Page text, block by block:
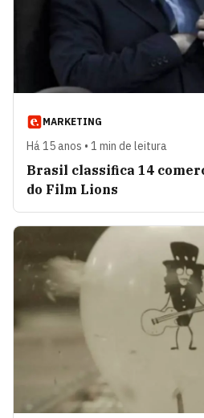
MARKETING
Há 15 anos • 1 min de leitura
Brasil classifica 14
do Film Lions